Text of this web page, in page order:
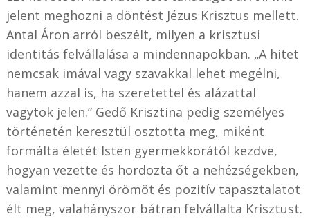
jelent meghozni a döntést Jézus Krisztus mellett.
Antal Áron arról beszélt, milyen a krisztusi
identitás felvállalása a mindennapokban. „A hitet
nemcsak imával vagy szavakkal lehet megélni,
hanem azzal is, ha szeretettel és alázattal
vagytok jelen.” Gedő Krisztina pedig személyes
történetén keresztül osztotta meg, miként
formálta életét Isten gyermekkorától kezdve,
hogyan vezette és hordozta őt a nehézségekben,
valamint mennyi örömöt és pozitív tapasztalatot
élt meg, valahányszor bátran felvállalta Krisztust.